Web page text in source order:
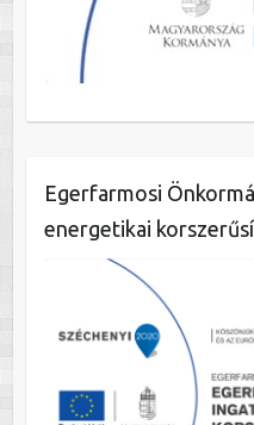
Egerfarmosi
energetikai